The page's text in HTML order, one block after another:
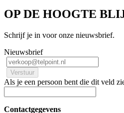
OP DE HOOGTE
Schrijf je in voor onze nieuwsbrief.
Nieuwsbrief
Als je een persoon bent die dit veld
Contactgegevens